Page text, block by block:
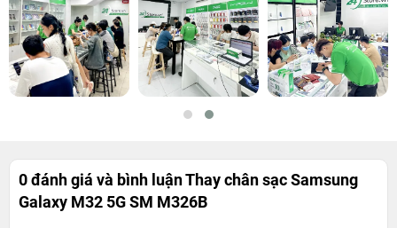
0 đánh giá và bình luậnThay chân sạc Samsung
Galaxy M32 5G SM M326B